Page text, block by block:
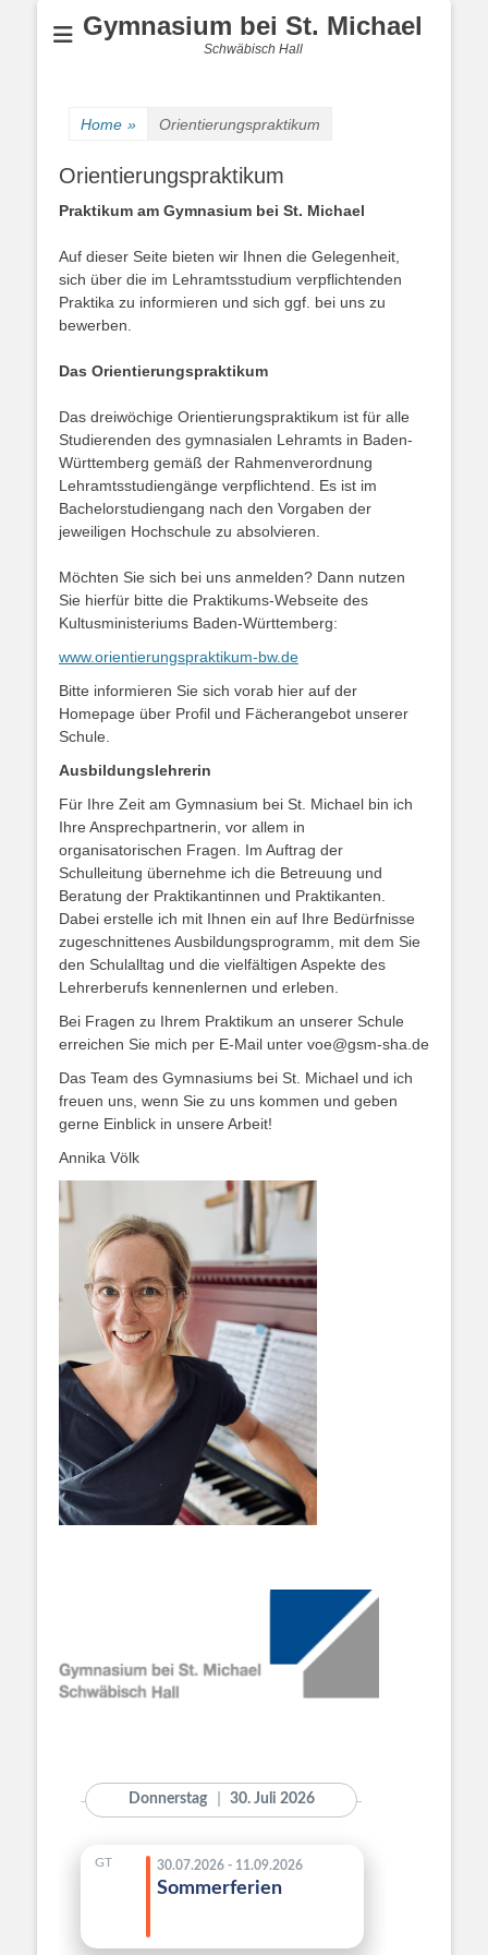
Gymnasium bei St. Michael
Schwäbisch Hall
Home » Orientierungspraktikum
Orientierungspraktikum
Praktikum am Gymnasium bei St. Michael
Auf dieser Seite bieten wir Ihnen die Gelegenheit,
sich über die im Lehramtsstudium verpflichtenden
Praktika zu informieren und sich ggf. bei uns zu
bewerben.
Das Orientierungspraktikum
Das dreiwöchige Orientierungspraktikum ist für alle
Studierenden des gymnasialen Lehramts in Baden-
Württemberg gemäß der Rahmenverordnung
Lehramtsstudiengänge verpflichtend. Es ist im
Bachelorstudiengang nach den Vorgaben der
jeweiligen Hochschule zu absolvieren.
Möchten Sie sich bei uns anmelden? Dann nutzen
Sie hierfür bitte die Praktikums-Webseite des
Kultusministeriums Baden-Württemberg:
www.orientierungspraktikum-bw.de
Bitte informieren Sie sich vorab hier auf der
Homepage über Profil und Fächerangebot unserer
Schule.
Ausbildungslehrerin
Für Ihre Zeit am Gymnasium bei St. Michael bin ich
Ihre Ansprechpartnerin, vor allem in
organisatorischen Fragen. Im Auftrag der
Schulleitung übernehme ich die Betreuung und
Beratung der Praktikantinnen und Praktikanten.
Dabei erstelle ich mit Ihnen ein auf Ihre Bedürfnisse
zugeschnittenes Ausbildungsprogramm, mit dem Sie
den Schulalltag und die vielfältigen Aspekte des
Lehrerberufs kennenlernen und erleben.
Bei Fragen zu Ihrem Praktikum an unserer Schule
erreichen Sie mich per E-Mail unter voe@gsm-sha.de
Das Team des Gymnasiums bei St. Michael und ich
freuen uns, wenn Sie zu uns kommen und geben
gerne Einblick in unsere Arbeit!
Annika Völk